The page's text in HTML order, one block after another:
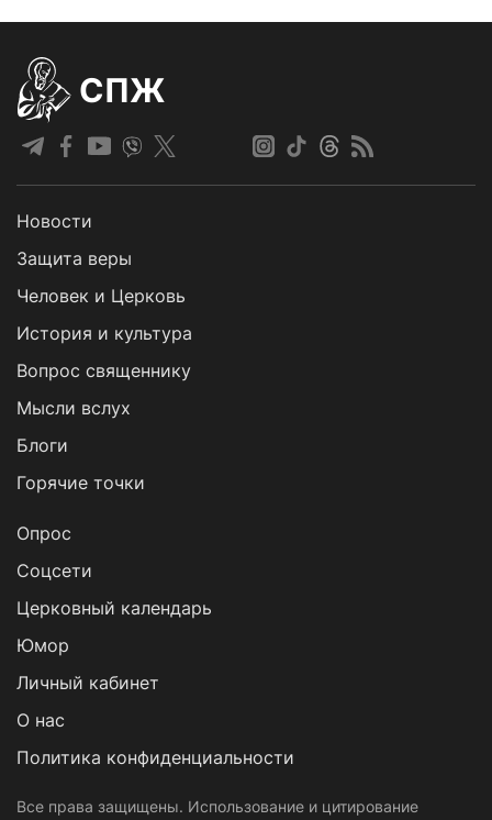
СПЖ
Новости
Защита веры
Человек и Церковь
История и культура
Вопрос священнику
Мысли вслух
Блоги
Горячие точки
Опрос
Cоцсети
Церковный календарь
Юмор
Личный кабинет
О нас
Политика конфиденциальности
Все права защищены. Использование и цитирование